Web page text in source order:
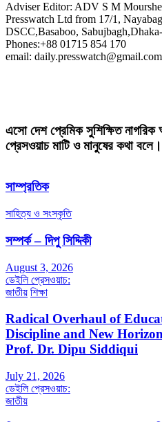
Adviser Editor: ADV S M
Presswatch Ltd from 17/1,
DSCC,Basaboo,
Phones:+88 01715 854 170
email: daily.presswatch@gmail.com
এসো দেশ প্রেমিক সুশিক্ষিত
প্রেসওয়াচ মাটি ও মানুষের কথা বলে।
সাম্প্রতিক
সাহিত্য ও সংস্কৃতি
সম্পর্ক – দিপু সিদ্দিকী
August 3, 2026
ডেইলি প্রেসওয়াচ:
জাতীয় শিক্ষা
Radical Overhaul of
Discipline and New
Prof. Dr. Dipu Siddiqui
July 21, 2026
ডেইলি প্রেসওয়াচ:
জাতীয়